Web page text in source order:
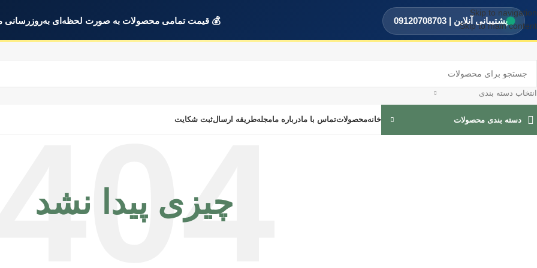
پشتیبانی آنلاین | 09120708703 💰 قیمت تمامی محصولات به صورت لحظه‌ای
Skip to navigation
Skip to main content
انتخاب دسته بندی
دسته بندی محصولات خانهمحصولاتتماس با مادرباره مامجلهطریقه ارسالثبت شکایت
چیزی پیدا نشد